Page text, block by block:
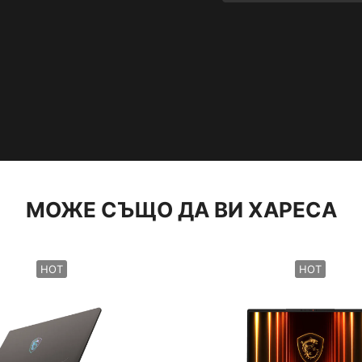
МОЖЕ СЪЩО ДА ВИ ХАРЕСА
HOT HOT